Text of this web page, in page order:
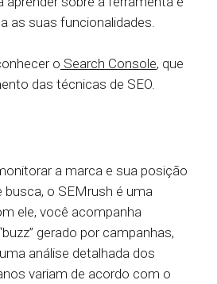
as suas funcionalidades.
o Search Console, que
das técnicas de SEO.
a marca e sua posição
o SEMrush é uma
ele, você acompanha
gerado por campanhas,
análise detalhada dos
variam de acordo com o